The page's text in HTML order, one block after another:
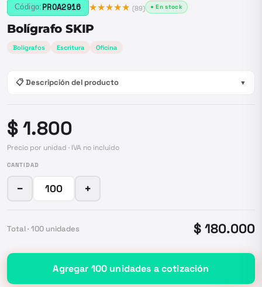
Código: PROA2916 ★★★★★ (89) ● En stock
Bolígrafo SKIP
Boligrafos Escritura Oficina
📋 Descripción del producto ▼
$ 1.800
Precio por unidad · IVA no incluido
CANTIDAD
− +
Total · 100 unidades $ 180.000
Agregar 100 unidades a cotización